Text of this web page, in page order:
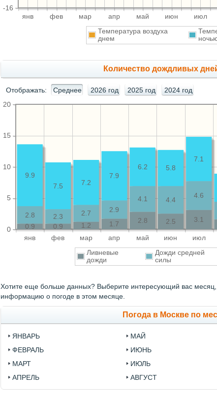
янв фев мар апр май июн июл
-16
Температура воздуха
днем
Количество дождливых
Отображать: Среднее 2026 год 2025 год 2024 год
янв фев мар апр май июн июл
0
5
10
15
20
3.1
2.5
2.8
1.7
1.2
0.9
0.9
4.6
4.4
4.1
2.9
2.7
2.3
2.8
7.1
5.8
6.2
7.9
7.2
7.5
9.9
Ливневые
дожди
Дожди средней
силы
Хотите еще больше данных? Выберите интересующий вас
информацию о погоде в этом месяце.
Погода в Москве по
ЯНВАРЬ
ФЕВРАЛЬ
МАРТ
АПРЕЛЬ
МАЙ
ИЮНЬ
ИЮЛЬ
АВГУСТ